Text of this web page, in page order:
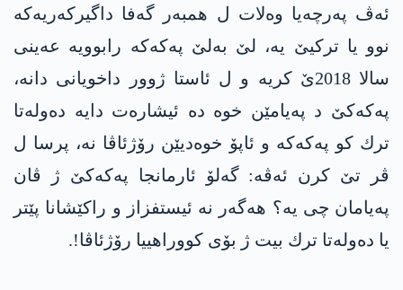
ئه‌ڤ په‌رچه‌یا وه‌لات ل همبه‌ر گه‌فا داگیركه‌ریه‌كه‌
نوو یا تركیێ یه‌، لێ به‌لێ په‌كه‌كه‌ رابوویه‌ عه‌ینی
سالا 2018ێ كریه‌ و ل ئاستا ژوور داخویانی دانه‌،
په‌كه‌كێ د په‌یامێن خوە ده‌ ئیشاره‌ت دایه‌ ده‌وله‌تا
ترك كو پەکەکە و ئاپۆ خوه‌دیێن رۆژئاڤا نه‌، پرسا ل
ڤر تێ كرن ئه‌ڤه‌: گه‌لۆ ئارمانجا په‌كه‌كێ ژ ڤان
په‌یامان چی یه‌؟ هه‌گه‌ر نه‌ ئیستفزاز و راكێشانا پێتر
یا ده‌وله‌تا ترك بیت ژ بۆی كووراهییا رۆژئاڤا!.